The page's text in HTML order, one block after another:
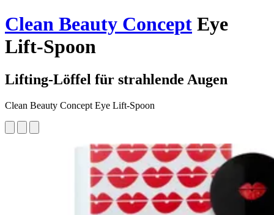
Clean Beauty Concept Eye
Lift-Spoon
Lifting-Löffel für strahlende Augen
Clean Beauty Concept Eye Lift-Spoon